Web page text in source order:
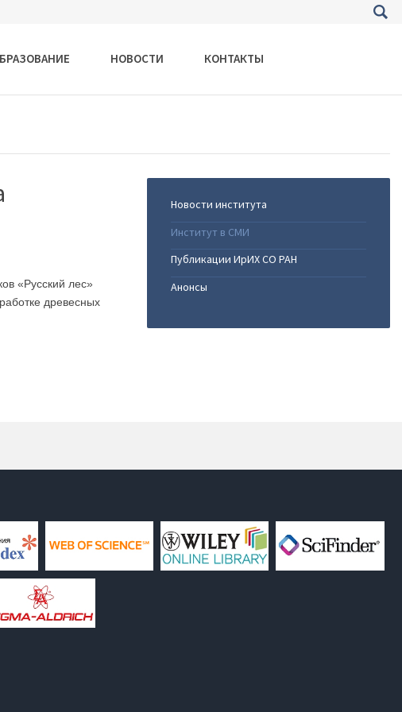
НОВОСТИ КОНТАКТЫ
«Русский лес»
древесных
Новости института
Институт в СМИ
Публикации ИрИХ СО РАН
Анонсы